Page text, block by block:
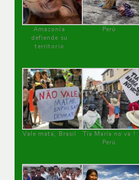
Amazonía
defiende su
territorio
Perú
Vale mata, Brasil
Tía María no va !
Perú